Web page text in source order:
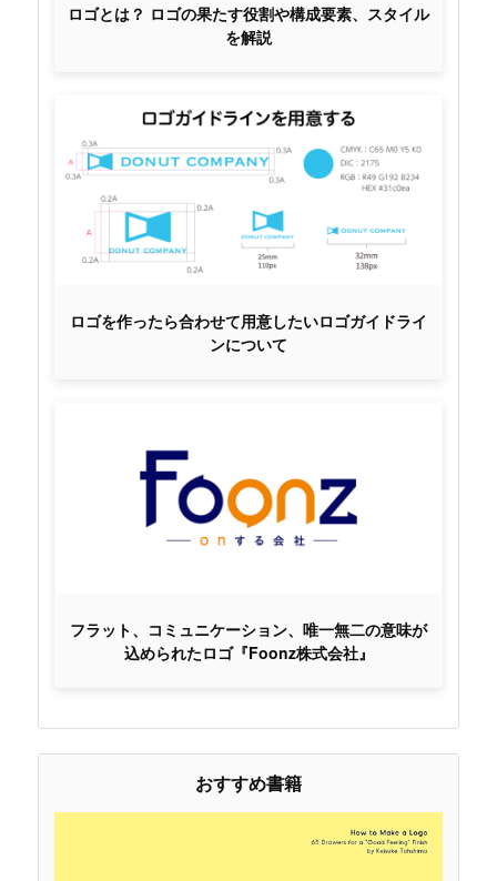
ロゴとは？ ロゴの果たす役割や構成要素、スタイル
を解説
ロゴを作ったら合わせて用意したいロゴガイドライ
ンについて
フラット、コミュニケーション、唯一無二の意味が
込められたロゴ『Foonz株式会社』
おすすめ書籍